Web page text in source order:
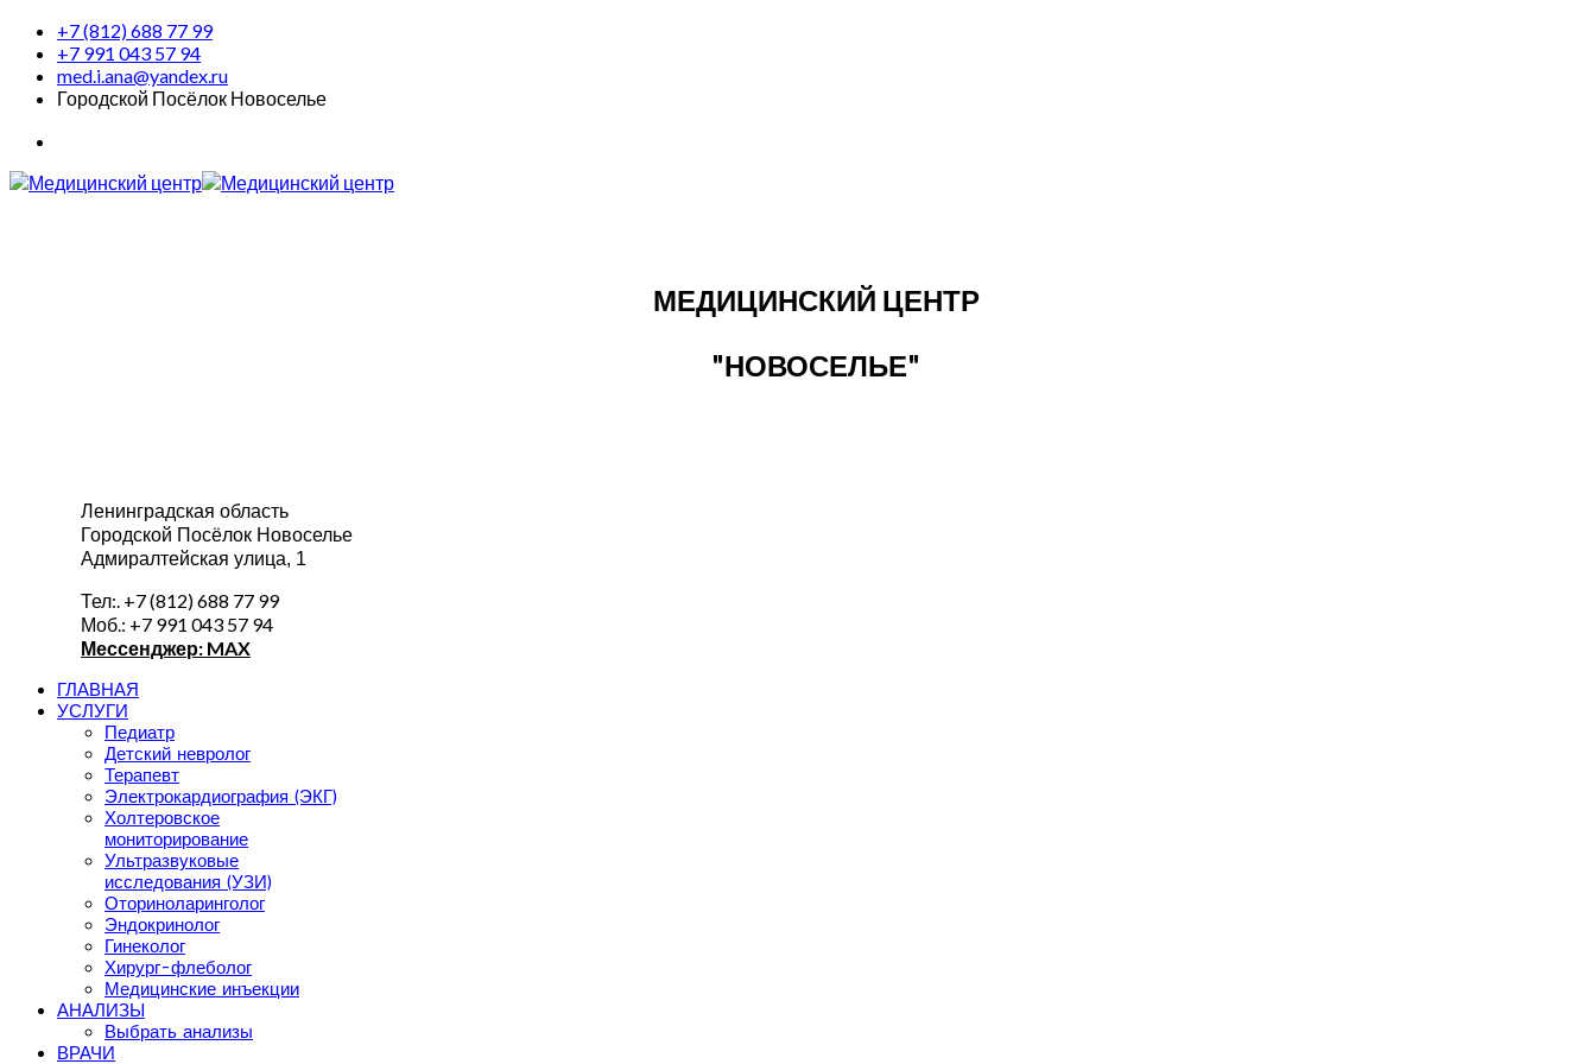
+7 (812) 688 77 99
+7 991 043 57 94
med.i.ana@yandex.ru
Городской Посёлок Новоселье
МЕДИЦИНСКИЙ ЦЕНТР
"НОВОСЕЛЬЕ"
Ленинградская область
Городской Посёлок Новоселье
Адмиралтейская улица, 1
Тел:. +7 (812) 688 77 99
Моб.: +7 991 043 57 94
Мессенджер: MAX
ГЛАВНАЯ
УСЛУГИ
Педиатр
Детский невролог
Терапевт
Электрокардиография (ЭКГ)
Холтеровское
мониторирование
Ультразвуковые
исследования (УЗИ)
Оториноларинголог
Эндокринолог
Гинеколог
Хирург-флеболог
Медицинские инъекции
АНАЛИЗЫ
Выбрать анализы
ВРАЧИ